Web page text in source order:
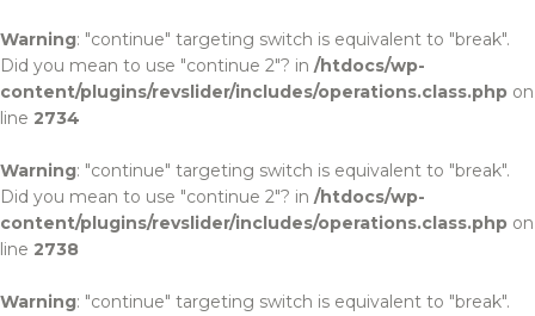
Warning: "continue" targeting switch is equivalent to "break".
Did you mean to use "continue 2"? in /htdocs/wp-
content/plugins/revslider/includes/operations.class.php on
line 2734
Warning: "continue" targeting switch is equivalent to "break".
Did you mean to use "continue 2"? in /htdocs/wp-
content/plugins/revslider/includes/operations.class.php on
line 2738
Warning: "continue" targeting switch is equivalent to "break".